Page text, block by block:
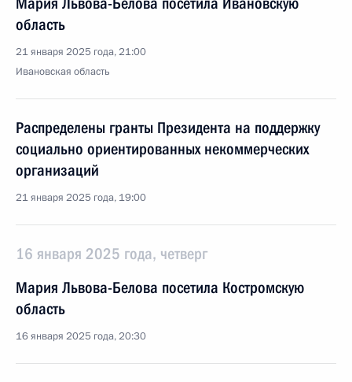
область
21 января 2025 года, 21:00
Ивановская область
Распределены гранты Президента на поддержку
социально ориентированных некоммерческих
организаций
21 января 2025 года, 19:00
16 января 2025 года, четверг
Мария Львова-Белова посетила Костромскую
область
16 января 2025 года, 20:30